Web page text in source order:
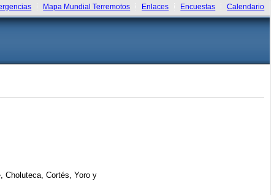
Mapa Mundial Terremotos Enlaces Encuestas Calendario
Choluteca, Cortés, Yoro y